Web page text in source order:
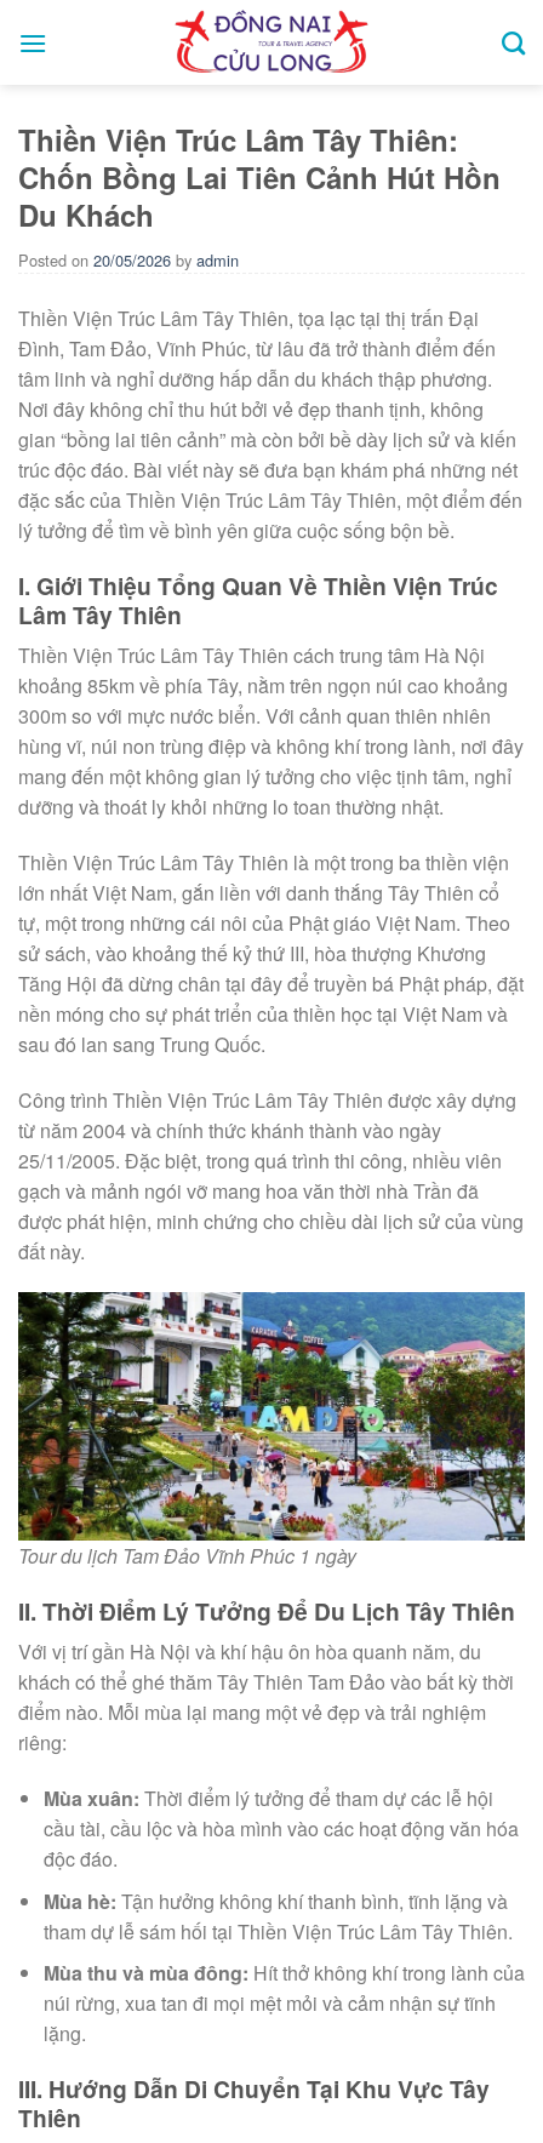
Thiền Viện Trúc Lâm Tây Thiên:
Chốn Bồng Lai Tiên Cảnh Hút Hồn
Du Khách
Posted on 20/05/2026 by admin
Thiền Viện Trúc Lâm Tây Thiên, tọa lạc tại thị trấn Đại
Đình, Tam Đảo, Vĩnh Phúc, từ lâu đã trở thành điểm đến
tâm linh và nghỉ dưỡng hấp dẫn du khách thập phương.
Nơi đây không chỉ thu hút bởi vẻ đẹp thanh tịnh, không
gian “bồng lai tiên cảnh” mà còn bởi bề dày lịch sử và kiến
trúc độc đáo. Bài viết này sẽ đưa bạn khám phá những nét
đặc sắc của Thiền Viện Trúc Lâm Tây Thiên, một điểm đến
lý tưởng để tìm về bình yên giữa cuộc sống bộn bề.
I. Giới Thiệu Tổng Quan Về Thiền Viện Trúc
Lâm Tây Thiên
Thiền Viện Trúc Lâm Tây Thiên cách trung tâm Hà Nội
khoảng 85km về phía Tây, nằm trên ngọn núi cao khoảng
300m so với mực nước biển. Với cảnh quan thiên nhiên
hùng vĩ, núi non trùng điệp và không khí trong lành, nơi đây
mang đến một không gian lý tưởng cho việc tịnh tâm, nghỉ
dưỡng và thoát ly khỏi những lo toan thường nhật.
Thiền Viện Trúc Lâm Tây Thiên là một trong ba thiền viện
lớn nhất Việt Nam, gắn liền với danh thắng Tây Thiên cổ
tự, một trong những cái nôi của Phật giáo Việt Nam. Theo
sử sách, vào khoảng thế kỷ thứ III, hòa thượng Khương
Tăng Hội đã dừng chân tại đây để truyền bá Phật pháp, đặt
nền móng cho sự phát triển của thiền học tại Việt Nam và
sau đó lan sang Trung Quốc.
Công trình Thiền Viện Trúc Lâm Tây Thiên được xây dựng
từ năm 2004 và chính thức khánh thành vào ngày
25/11/2005. Đặc biệt, trong quá trình thi công, nhiều viên
gạch và mảnh ngói vỡ mang hoa văn thời nhà Trần đã
được phát hiện, minh chứng cho chiều dài lịch sử của vùng
đất này.
Tour du lịch Tam Đảo Vĩnh Phúc 1 ngày
II. Thời Điểm Lý Tưởng Để Du Lịch Tây Thiên
Với vị trí gần Hà Nội và khí hậu ôn hòa quanh năm, du
khách có thể ghé thăm Tây Thiên Tam Đảo vào bất kỳ thời
điểm nào. Mỗi mùa lại mang một vẻ đẹp và trải nghiệm
riêng:
Mùa xuân: Thời điểm lý tưởng để tham dự các lễ hội
cầu tài, cầu lộc và hòa mình vào các hoạt động văn hóa
độc đáo.
Mùa hè: Tận hưởng không khí thanh bình, tĩnh lặng và
tham dự lễ sám hối tại Thiền Viện Trúc Lâm Tây Thiên.
Mùa thu và mùa đông: Hít thở không khí trong lành của
núi rừng, xua tan đi mọi mệt mỏi và cảm nhận sự tĩnh
lặng.
III. Hướng Dẫn Di Chuyển Tại Khu Vực Tây
Thiên